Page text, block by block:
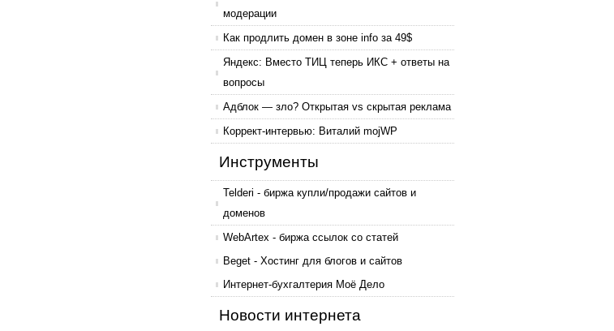
модерации
Как продлить домен в зоне info за 49$
Яндекс: Вместо ТИЦ теперь ИКС + ответы на
вопросы
Адблок — зло? Открытая vs скрытая реклама
Коррект-интервью: Виталий mojWP
Инструменты
Telderi - биржа купли/продажи сайтов и
доменов
WebArtex - биржа ссылок со статей
Beget - Хостинг для блогов и сайтов
Интернет-бухгалтерия Моё Дело
Новости интернета